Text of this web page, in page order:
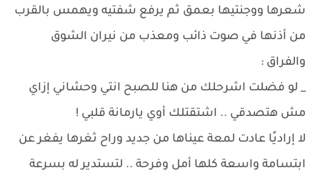
شعرها ووجنتيها بعمق ثم يرفع شفتيه ويهمس بالقرب
من أذنها في صوت ذائب ومعذب من نيران الشوق
والفراق :
_ لو فضلت اشرحلك من هنا للصبح انتي وحشاني إزاي
مش هتصدقي .. اشتقتلك أوي يارمانة قلبي !
لا إراديًا عادت لمعة عيناها من جديد وراح ثغرها يفغر عن
ابتسامة واسعة كلها أمل وفرحة .. لتستدير له بسرعة